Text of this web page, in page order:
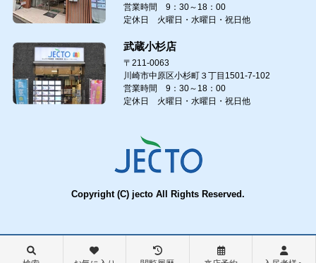
営業時間 9：30～18：00
定休日 火曜日・水曜日・祝日他
武蔵小杉店
〒211-0063
川崎市中原区小杉町３丁目1501-7-102
営業時間 9：30～18：00
定休日 火曜日・水曜日・祝日他
Copyright (C) jecto All Rights Reserved.